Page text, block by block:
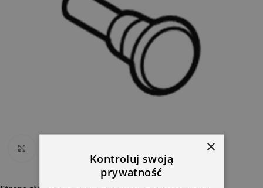
×
Kontroluj swoją
prywatność